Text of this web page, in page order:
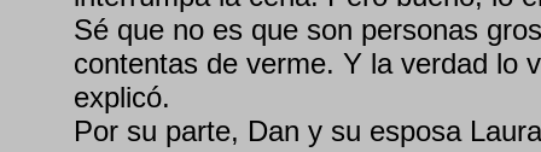
Sé que no es que son personas
contentas de verme. Y la verdad lo
explicó.
Por su parte, Dan y su esposa